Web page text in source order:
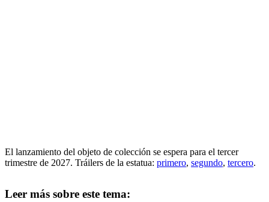
El lanzamiento del objeto de colección se espera para el tercer
trimestre de 2027. Tráilers de la estatua: primero, segundo, tercero.
Leer más sobre este tema: